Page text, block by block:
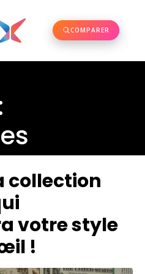
COMPARER
collection
votre style
!